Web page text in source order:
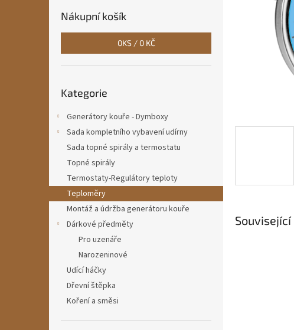
Nákupní košík
0KS / 0 KČ
kategorie
Kategorie
Generátory kouře - Dymboxy
Sada kompletního vybavení udírny
Sada topné spirály a termostatu
Topné spirály
Termostaty-Regulátory teploty
Teploměry
Montáž a údržba generátoru kouře
Dárkové předměty
Pro uzenáře
Narozeninové
Udící háčky
Dřevní štěpka
Koření a směsi